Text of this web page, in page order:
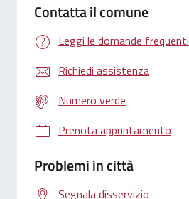
Contatta il comune
Leggi le domande frequenti
Richiedi assistenza
Numero verde
Prenota appuntamento
Problemi in città
Segnala disservizio